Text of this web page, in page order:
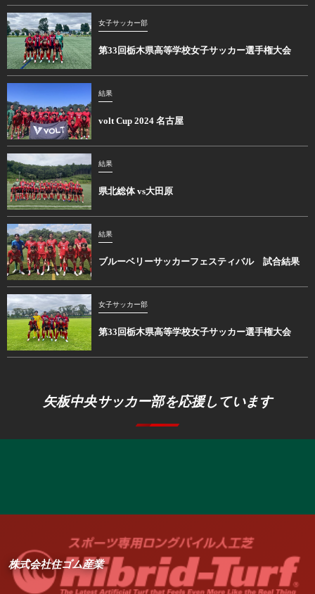
女子サッカー部
第33回栃木県高等学校女子サッカー選手権大会
結果
volt Cup 2024 名古屋
結果
県北総体 vs大田原
結果
ブルーベリーサッカーフェスティバル 試合結果
女子サッカー部
第33回栃木県高等学校女子サッカー選手権大会
矢板中央サッカー部を応援しています
株式会社住ゴム産業